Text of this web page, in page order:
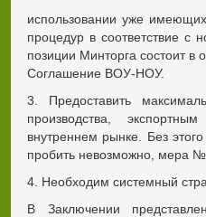
использовании уже
процедур в соответствие
позиции Минторга состоит в
Соглашение ВОУ-НОУ.
3. Предоставить
производства,
внутреннем рынке. Без
пробить невозможно, мера №
4. Необходим системный
В Заключении